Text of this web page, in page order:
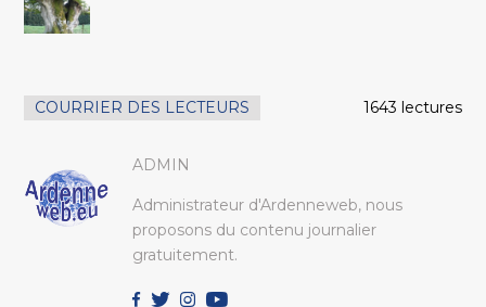
COURRIER DES LECTEURS 1643 lectures
ADMIN
Administrateur d'Ardenneweb, nous
proposons du contenu journalier
gratuitement.